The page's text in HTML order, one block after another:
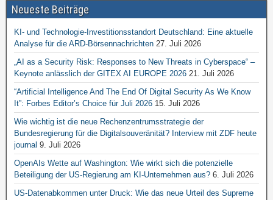
Neueste Beiträge
KI- und Technologie-Investitionsstandort Deutschland: Eine aktuelle
Analyse für die ARD-Börsennachrichten 27. Juli 2026
„AI as a Security Risk: Responses to New Threats in Cyberspace“ –
Keynote anlässlich der GITEX AI EUROPE 2026 21. Juli 2026
“Artificial Intelligence And The End Of Digital Security As We Know
It”: Forbes Editor’s Choice für Juli 2026 15. Juli 2026
Wie wichtig ist die neue Rechenzentrumsstrategie der
Bundesregierung für die Digitalsouveränität? Interview mit ZDF heute
journal 9. Juli 2026
OpenAIs Wette auf Washington: Wie wirkt sich die potenzielle
Beteiligung der US-Regierung am KI-Unternehmen aus? 6. Juli 2026
US-Datenabkommen unter Druck: Wie das neue Urteil des Supreme